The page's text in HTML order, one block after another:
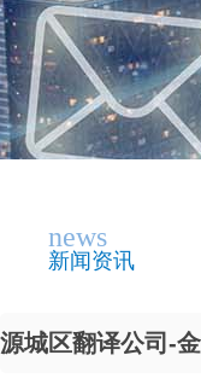
news
新闻资讯
源城区翻译公司-